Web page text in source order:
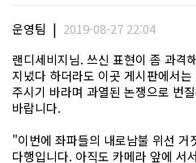
운영팀 | 2019-08-27 22:04
랜디세비지님. 쓰신 표현이 좀 과격
지녔다 하더라도 이곳 게시판에서
주시기 바라며 과열된 논쟁으로 번
바랍니다.
"이번에 좌파들의 내로남불 위선 거
다행입니다. 아직도 카메라 앞에 서